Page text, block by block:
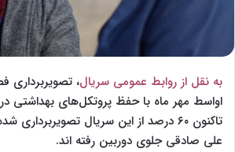
به نقل از روابط عمومی سریال، تصویربرداری
اواسط مهر ماه با حفظ پروتکل‌های بهداشتی
تاکنون ۶۰ درصد از این سریال
علی صادقی جلوی دوربین رفته اند.